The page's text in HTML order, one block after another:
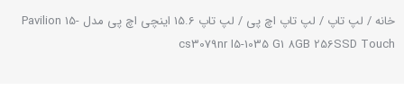
خانه/ لپ تاپ / لپ تاپ اچ پی
/ لپ تاپ 15.6 اینچی اچ پی مدل Pavilion 15-
cs3079nr I5-1035 G1 8GB 256SSD Touch